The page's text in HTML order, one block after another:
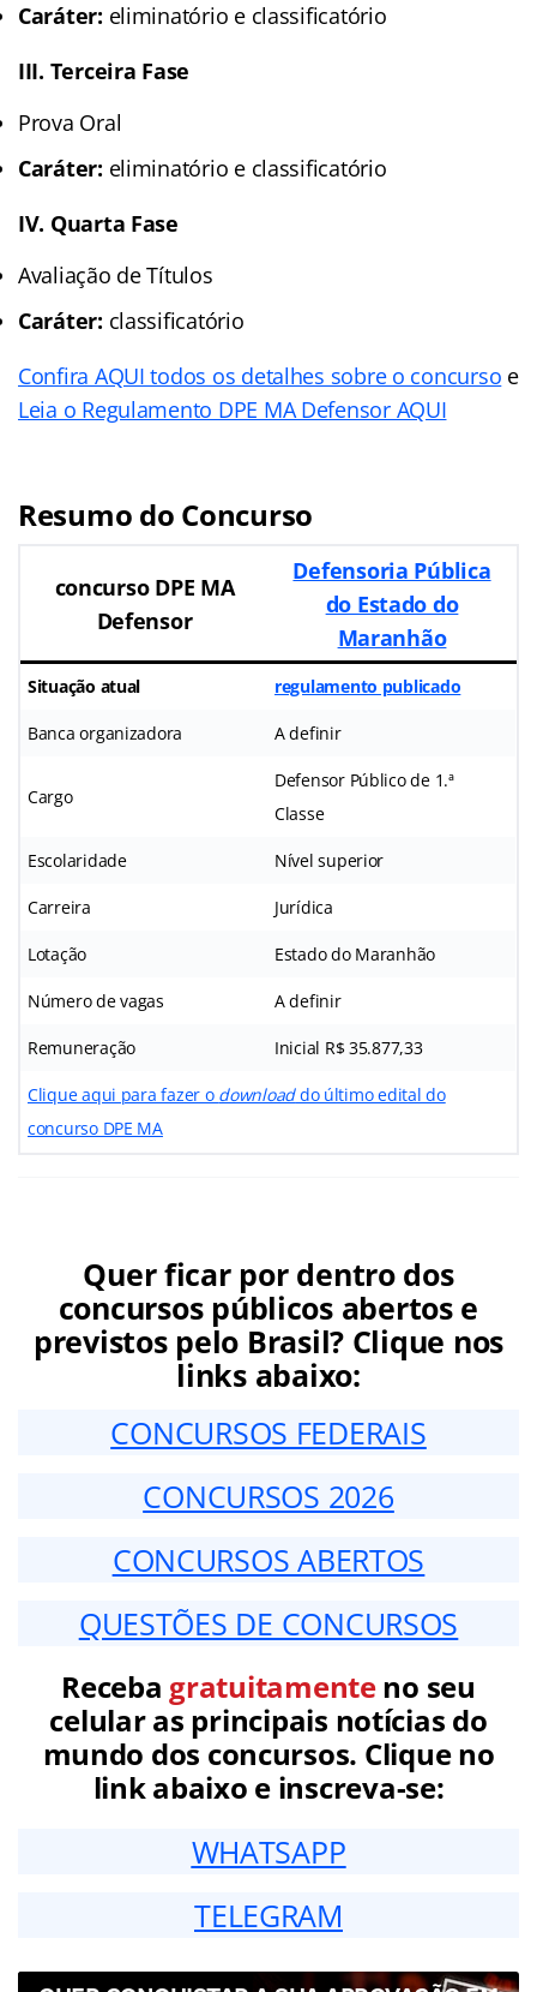
Caráter: eliminatório e classificatório
III. Terceira Fase
Prova Oral
Caráter: eliminatório e classificatório
IV. Quarta Fase
Avaliação de Títulos
Caráter: classificatório
Confira AQUI todos os detalhes sobre o concurso e
Leia o Regulamento DPE MA Defensor AQUI
Resumo do Concurso
concurso DPE MA
Defensor
Defensoria Pública
do Estado do
Maranhão
Situação atual regulamento publicado
Banca organizadora A definir
Cargo
Defensor Público de 1.ª
Classe
Escolaridade Nível superior
Carreira Jurídica
Lotação Estado do Maranhão
Número de vagas A definir
Remuneração Inicial R$ 35.877,33
Clique aqui para fazer o downloaddo último edital do
concurso DPE MA
Quer ficar por dentro dos
concursos públicos abertos e
previstos pelo Brasil? Clique nos
links abaixo:
CONCURSOS FEDERAIS
CONCURSOS 2026
CONCURSOS ABERTOS
QUESTÕES DE CONCURSOS
Receba gratuitamenteno seu
celular as principais notícias do
mundo dos concursos. Clique no
link abaixo e inscreva-se:
WHATSAPP
TELEGRAM